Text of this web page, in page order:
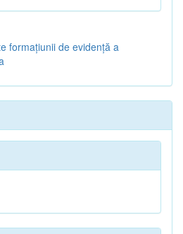
formaţiunii de evidenţă a